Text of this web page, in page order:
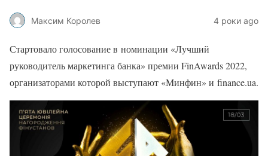
Максим Королев 4 роки ago
Стартовало голосование в номинации «Лучший
руководитель маркетинга банка» премии FinAwards 2022,
организаторами которой выступают «Минфин» и finance.ua.